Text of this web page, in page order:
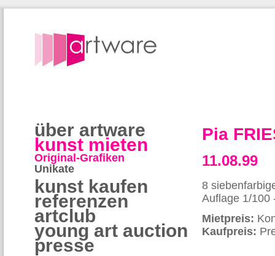
über artware
kunst mieten
Original-Grafiken
Unikate
kunst kaufen
referenzen
artclub
young art auction
presse
Pia
11.08.99
8
Auflage 1/100
Mietpreis:
Kaufpreis: